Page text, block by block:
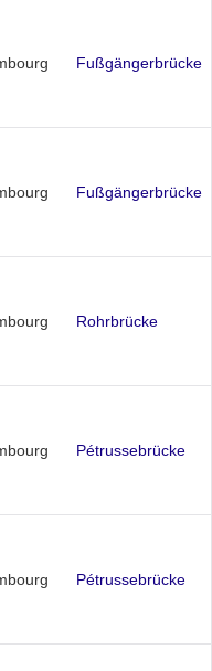
Fußgängerbrücke
Fußgängerbrücke
Rohrbrücke
Pétrussebrücke
Pétrussebrücke